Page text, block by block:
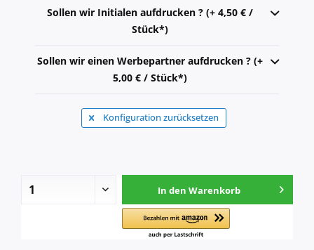
Sollen wir Initialen aufdrucken ? (+ 4,50 € /
Stück*)
Sollen wir einen Werbepartner aufdrucken ? (+
5,00 € / Stück*)
Konfiguration zurücksetzen
In den Warenkorb